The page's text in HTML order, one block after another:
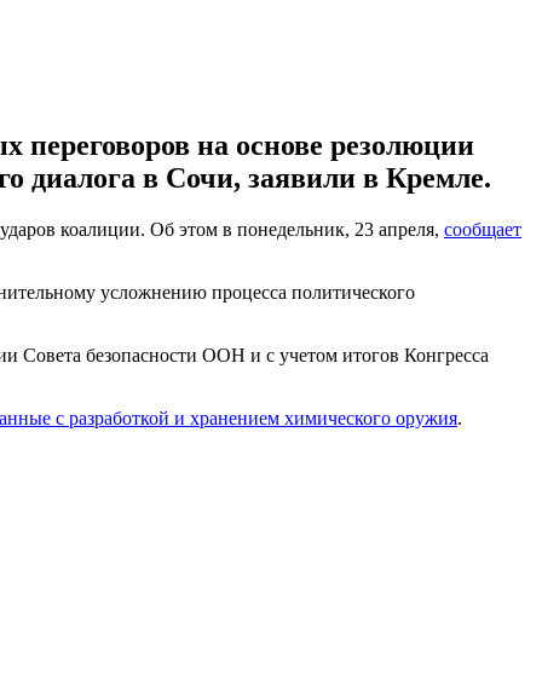
переговоров на основе резолюции
диалога в Сочи, заявили в Кремле.
коалиции. Об этом в понедельник, 23 апреля, сообщает
усложнению процесса политического
Совета безопасности ООН и с учетом итогов Конгресса
с разработкой и хранением химического оружия.